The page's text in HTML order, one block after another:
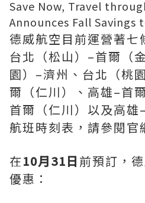
Save Now, Travel
Announces Fall Savings
德威航空目前運營著七
台北（松山）–首爾（
園）–濟州、台北（桃
爾（仁川）、高雄–首
首爾（仁川）以及高
航班時刻表，請參閱官
在10月31日 前預訂，
優惠：